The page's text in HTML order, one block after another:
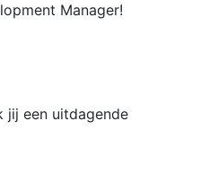
Manager!
jij een uitdagende